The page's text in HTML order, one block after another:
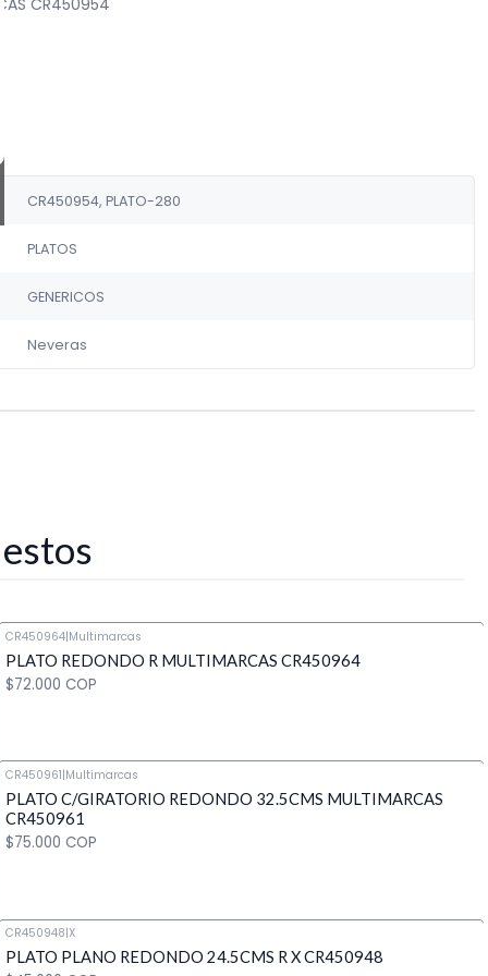
CR450954
CR450954, PLATO-280
PLATOS
GENERICOS
Neveras
CR450964|Multimarcas
PLATO REDONDO R MULTIMARCAS CR450964
$72.000 COP
Cantidad
CR450961|Multimarcas
PLATO C/GIRATORIO REDONDO 32.5CMS MULTIMARCAS
CR450961
$75.000 COP
Cantidad
CR450948|X
PLATO PLANO REDONDO 24.5CMS R X CR450948